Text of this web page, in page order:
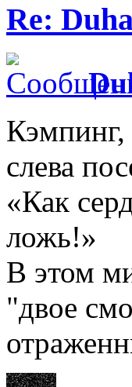
Re:
Кэмпинг,
слева
«Как
ложь!»
В этом
"двое